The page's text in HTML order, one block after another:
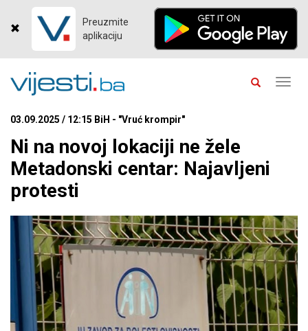
Preuzmite
aplikaciju
03.09.2025 / 12:15 BiH - "Vruć krompir"
Ni na novoj lokaciji ne žele
Metadonski centar: Najavljeni
protesti